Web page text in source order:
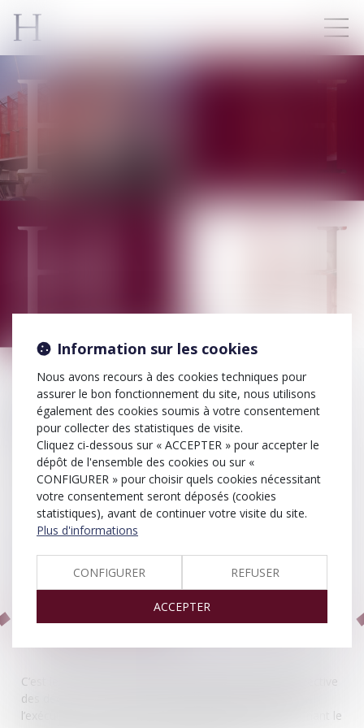
Exécution d’une décision de
justice
L’exécution d’un jugement ou arrêt, de quelque juridiction
que ce soit, doit donc être considéré comme faisant partie
intégrante du « procès
L’exécution d’une décision de justice
ou obtenir enfin satisfaction...»
Pour tout dossier un dépôt d’une provision
de 100€ sera requise.
C’est le droit de tout justiciable d’obtenir l’exécution effective
des décisions de justice. L’Huissier de Justice chargé de
l’exécution , a un accès direct aux informations concernant le
Information sur les cookies
Nous avons recours à des cookies techniques pour
assurer le bon fonctionnement du site, nous utilisons
également des cookies soumis à votre consentement
pour collecter des statistiques de visite.
Cliquez ci-dessous sur « ACCEPTER » pour accepter le
dépôt de l'ensemble des cookies ou sur «
CONFIGURER » pour choisir quels cookies nécessitant
votre consentement seront déposés (cookies
statistiques), avant de continuer votre visite du site.
Plus d'informations
CONFIGURER REFUSER
ACCEPTER